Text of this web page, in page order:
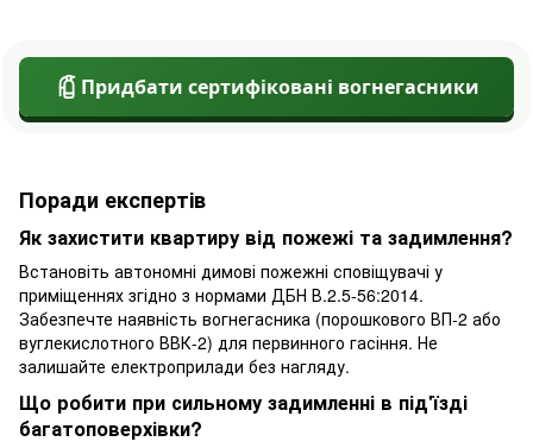
Придбати сертифіковані вогнегасники
Поради експертів
Як захистити квартиру від пожежі та задимлення?
Встановіть автономні димові пожежні сповіщувачі у
приміщеннях згідно з нормами ДБН В.2.5-56:2014.
Забезпечте наявність вогнегасника (порошкового ВП-2 або
вуглекислотного ВВК-2) для первинного гасіння. Не
залишайте електроприлади без нагляду.
Що робити при сильному задимленні в під'їзді
багатоповерхівки?